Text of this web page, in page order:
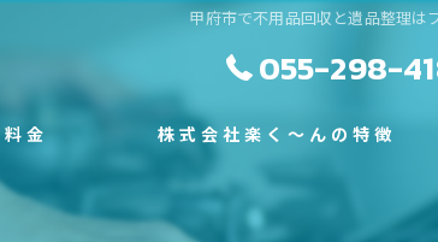
甲府市で不用品回収と遺品整理は
055-298-
料金 株式会社楽く～んの特徴
エアコンクリーニング